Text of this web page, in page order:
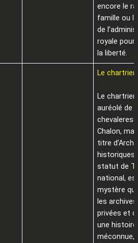
encore le
famille ou
de
royale pour
la liberté.
Le chartrier
Le chartrier
auréolé de
Chalon,
titre
statut de
national,
mystère
les
privées et
une histoire
méconnue,